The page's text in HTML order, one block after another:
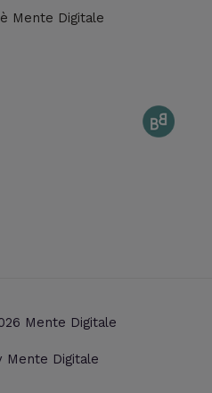
Mente Digitale
Mente Digitale
Mente Digitale